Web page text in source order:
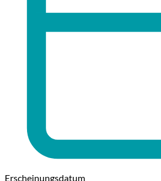
Erscheinungsdatum